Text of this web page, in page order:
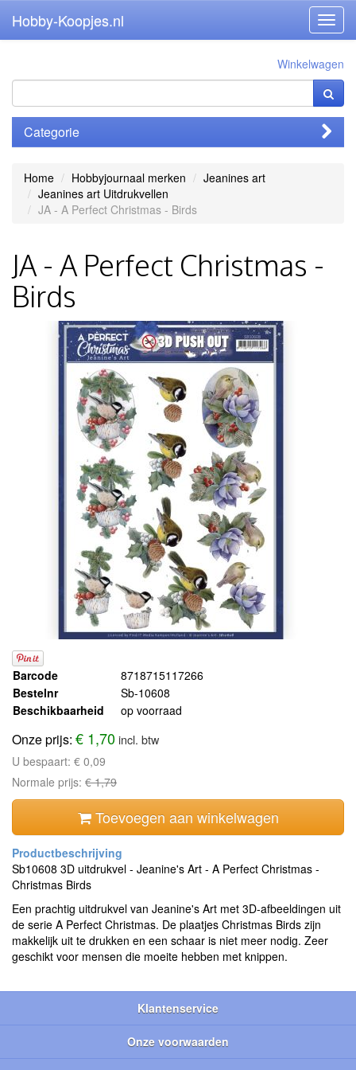
Hobby-Koopjes.nl
Winkelwagen
Categorie
Home Hobbyjournaal merken
Jeanines art
Jeanines art Uitdrukvellen
JA - A Perfect Christmas - Birds
JA - A Perfect Christmas -
Birds
Barcode
8718715117266
Bestelnr
Sb-10608
Beschikbaarheid
op voorraad
Onze prijs: € 1,70incl. btw
U bespaart: € 0,09
Normale prijs: € 1,79
Toevoegen aan winkelwagen
Sb10608 3D uitdrukvel - Jeanine's Art - A Perfect Christmas -
Christmas Birds
Een prachtig uitdrukvel van Jeanine's Art met 3D-afbeeldingen uit
de serie A Perfect Christmas. De plaatjes Christmas Birds zijn
makkelijk uit te drukken en een schaar is niet meer nodig. Zeer
geschikt voor mensen die moeite hebben met knippen.
Klantenservice
Onze voorwaarden